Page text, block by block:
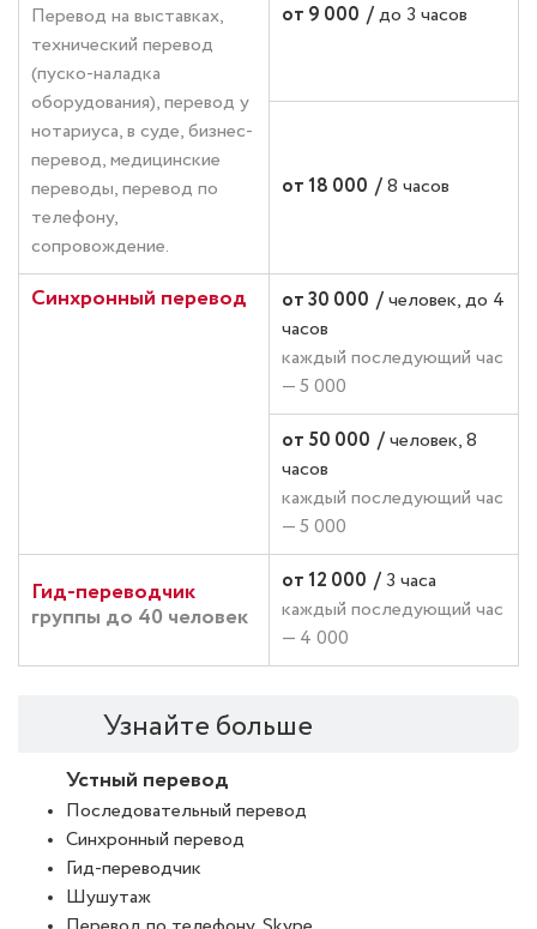
Перевод на выставках,
технический перевод
(пуско-наладка
оборудования), перевод у
нотариуса, в суде, бизнес-
перевод, медицинские
переводы, перевод по
телефону,
сопровождение.
от 9 000 / до 3 часов
от 18 000 / 8 часов
Синхронный перевод от 30 000 / человек, до 4
часов
каждый последующий час
— 5 000
от 50 000 / человек, 8
часов
каждый последующий час
— 5 000
Гид-переводчик
группы до 40 человек
от 12 000 / 3 часа
каждый последующий час
— 4 000
Узнайте больше
Устный перевод
Последовательный перевод
Синхронный перевод
Гид-переводчик
Шушутаж